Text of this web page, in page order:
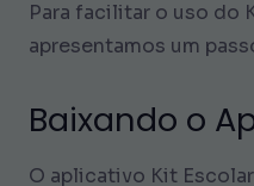
Para facilitar o uso do
apresentamos um
Baixando o
O aplicativo Kit